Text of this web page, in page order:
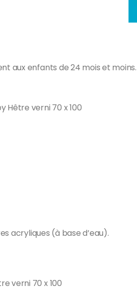
aux enfants de 24 mois et
Hêtre verni 70 x 100
acryliques (à base d’eau).
verni 70 x 100